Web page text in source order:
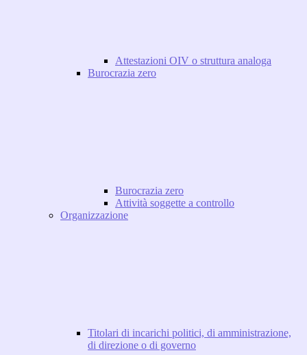
Attestazioni OIV o struttura analoga
Burocrazia zero
Burocrazia zero
Attività soggette a controllo
Organizzazione
Titolari di incarichi politici, di amministrazione,
di direzione o di governo